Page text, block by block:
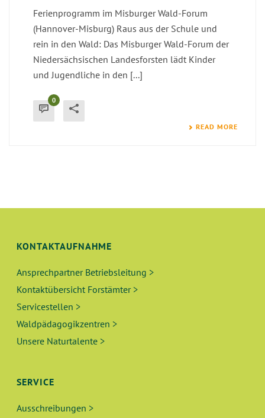
Ferienprogramm im Misburger Wald-Forum
(Hannover-Misburg) Raus aus der Schule und
rein in den Wald: Das Misburger Wald-Forum der
Niedersächsischen Landesforsten lädt Kinder
und Jugendliche in den [...]
0
READ MORE
KONTAKTAUFNAHME
Ansprechpartner Betriebsleitung >
Kontaktübersicht Forstämter >
Servicestellen >
Waldpädagogikzentren >
Unsere Naturtalente >
SERVICE
Ausschreibungen >